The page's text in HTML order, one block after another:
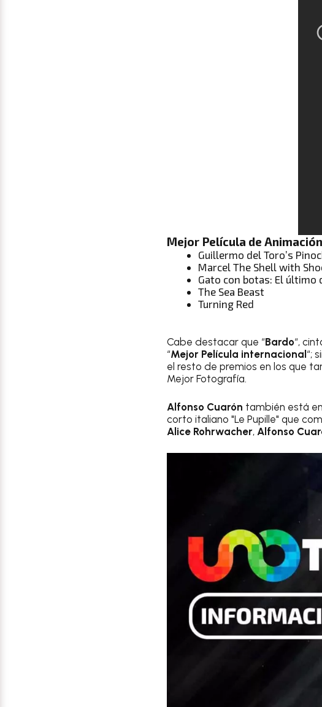
Mejor Película de Animación
Guillermo del Toro’s
Marcel The Shell with
Gato con botas: El último
The Sea Beast
Turning Red
Cabe destacar que “Bardo“,
“Mejor Película internacional “;
el resto de premios en los que
Mejor Fotografía.
Alfonso Cuarón también está
corto italiano "Le Pupille" que
Alice Rohrwacher, Alfonso